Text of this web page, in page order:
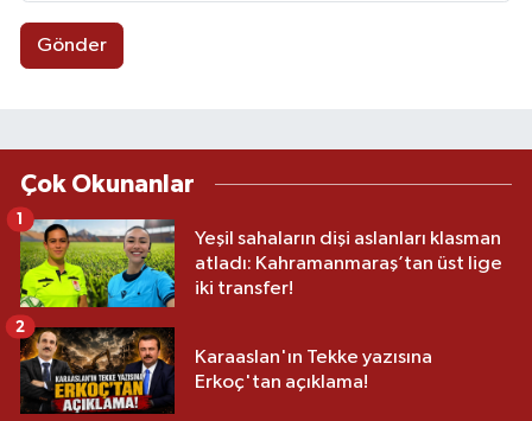
Gönder
Çok Okunanlar
Yeşil sahaların dişi aslanları klasman
atladı: Kahramanmaraş’tan üst lige
iki transfer!
1
Karaaslan'ın Tekke yazısına
Erkoç'tan açıklama!
2